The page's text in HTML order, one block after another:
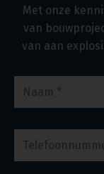
Met onze
van
van aan